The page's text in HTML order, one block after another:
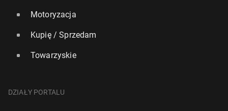
Motoryzacja
Kupię / Sprzedam
Towarzyskie
DZIAŁY PORTALU